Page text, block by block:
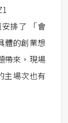
排了 「會
體的創業想
帶來，現場
主場次也有